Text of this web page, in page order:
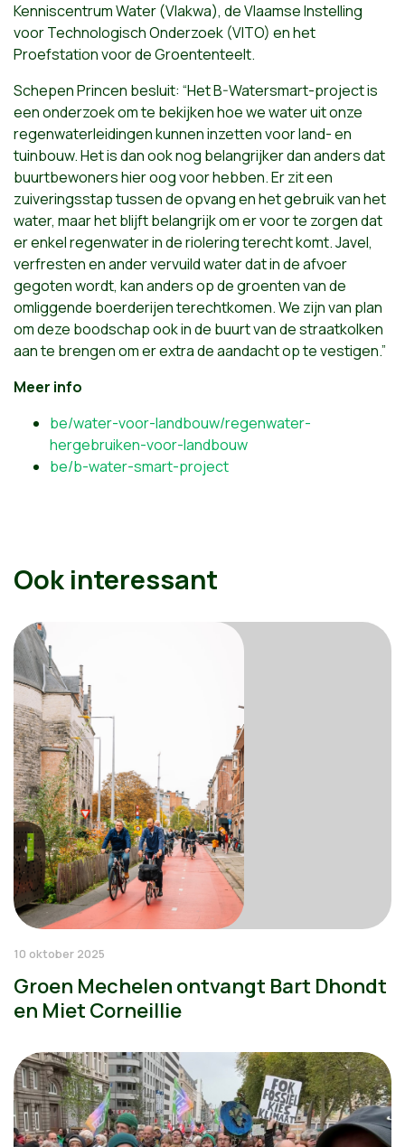
Kenniscentrum Water (Vlakwa), de Vlaamse Instelling
voor Technologisch Onderzoek (VITO) en het
Proefstation voor de Groententeelt.
Schepen Princen besluit: “Het B-Watersmart-project is
een onderzoek om te bekijken hoe we water uit onze
regenwaterleidingen kunnen inzetten voor land- en
tuinbouw. Het is dan ook nog belangrijker dan anders dat
buurtbewoners hier oog voor hebben. Er zit een
zuiveringsstap tussen de opvang en het gebruik van het
water, maar het blijft belangrijk om er voor te zorgen dat
er enkel regenwater in de riolering terecht komt. Javel,
verfresten en ander vervuild water dat in de afvoer
gegoten wordt, kan anders op de groenten van de
omliggende boerderijen terechtkomen. We zijn van plan
om deze boodschap ook in de buurt van de straatkolken
aan te brengen om er extra de aandacht op te vestigen.”
Meer info
be/water-voor-landbouw/regenwater-
hergebruiken-voor-landbouw
be/b-water-smart-project
Ook interessant
10 oktober 2025
Groen Mechelen ontvangt Bart Dhondt
en Miet Corneillie